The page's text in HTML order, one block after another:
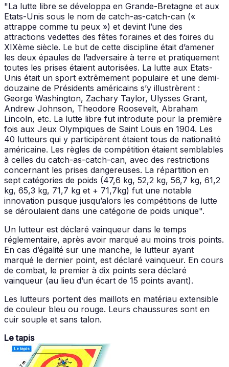
"La lutte libre se développa en Grande-Bretagne et aux
Etats-Unis sous le nom de catch-as-catch-can («
attrappe comme tu peux ») et devint l’une des
attractions vedettes des fêtes foraines et des foires du
XIXème siècle. Le but de cette discipline était d’amener
les deux épaules de l’adversaire à terre et pratiquement
toutes les prises étaient autorisées. La lutte aux Etats-
Unis était un sport extrêmement populaire et une demi-
douzaine de Présidents américains s’y illustrèrent :
George Washington, Zachary Taylor, Ulysses Grant,
Andrew Johnson, Theodore Roosevelt, Abraham
Lincoln, etc. La lutte libre fut introduite pour la première
fois aux Jeux Olympiques de Saint Louis en 1904. Les
40 lutteurs qui y participèrent étaient tous de nationalité
américaine. Les règles de compétition étaient semblables
à celles du catch-as-catch-can, avec des restrictions
concernant les prises dangereuses. La répartition en
sept catégories de poids (47,6 kg, 52,2 kg, 56,7 kg, 61,2
kg, 65,3 kg, 71,7 kg et + 71,7kg) fut une notable
innovation puisque jusqu’alors les compétitions de lutte
se déroulaient dans une catégorie de poids unique".
Un lutteur est déclaré vainqueur dans le temps
réglementaire, après avoir marqué au moins trois points.
En cas d’égalité sur une manche, le lutteur ayant
marqué le dernier point, est déclaré vainqueur. En cours
de combat, le premier à dix points sera déclaré
vainqueur (au lieu d’un écart de 15 points avant).
Les lutteurs portent des maillots en matériau extensible
de couleur bleu ou rouge. Leurs chaussures sont en
cuir souple et sans talon.
Le tapis